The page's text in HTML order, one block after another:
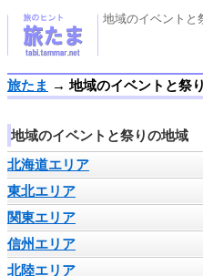
地域のイベント
旅たま →地域のイベントと祭り
地域のイベントと祭りの地域
北海道エリア
東北エリア
関東エリア
信州エリア
北陸エリア